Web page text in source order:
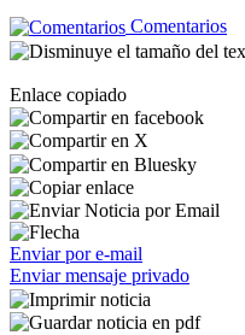
Comentarios
Enlace copiado
Enviar por e-mail
Enviar mensaje privado